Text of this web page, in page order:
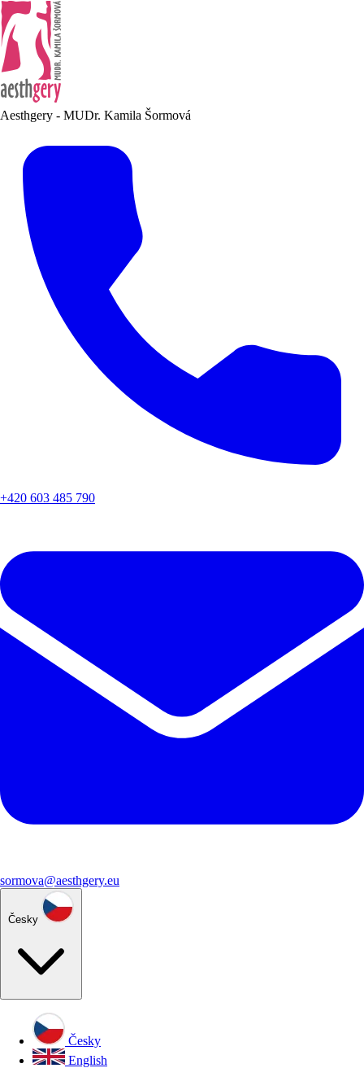
Aesthgery - MUDr. Kamila Šormová
+420 603 485 790
sormova@aesthgery.eu
Česky
Česky
English